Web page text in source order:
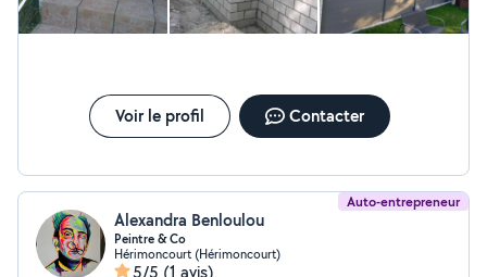
Voir le profil Contacter
Auto-entrepreneur
Alexandra Benloulou
Peintre & Co
Hérimoncourt (Hérimoncourt)
5/5 (1 avis)